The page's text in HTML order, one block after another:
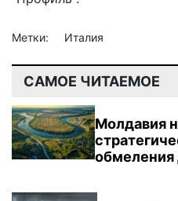
Метки: Италия
САМОЕ ЧИТАЕМОЕ
Молдавия
обмеления